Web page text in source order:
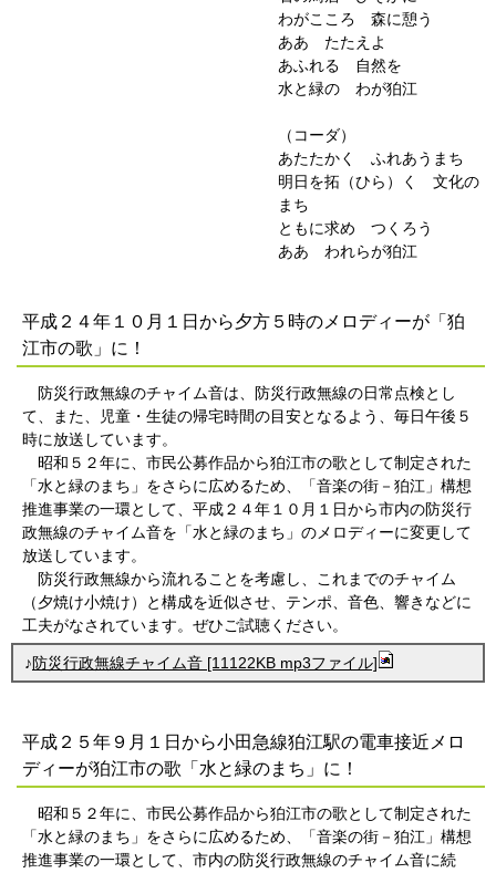
わがこころ 森に憩う
ああ たたえよ
あふれる 自然を
水と緑の わが狛江
（コーダ）
あたたかく ふれあうまち
明日を拓（ひら）く 文化の
まち
ともに求め つくろう
ああ われらが狛江
平成２４年１０月１日から夕方５時のメロディーが「狛
江市の歌」に！
防災行政無線のチャイム音は、防災行政無線の日常点検とし
て、また、児童・生徒の帰宅時間の目安となるよう、毎日午後５
時に放送しています。
昭和５２年に、市民公募作品から狛江市の歌として制定された
「水と緑のまち」をさらに広めるため、「音楽の街－狛江」構想
推進事業の一環として、平成２４年１０月１日から市内の防災行
政無線のチャイム音を「水と緑のまち」のメロディーに変更して
放送しています。
防災行政無線から流れることを考慮し、これまでのチャイム
（夕焼け小焼け）と構成を近似させ、テンポ、音色、響きなどに
工夫がなされています。ぜひご試聴ください。
♪防災行政無線チャイム音 [11122KB mp3ファイル]
平成２５年９月１日から小田急線狛江駅の電車接近メロ
ディーが狛江市の歌「水と緑のまち」に！
昭和５２年に、市民公募作品から狛江市の歌として制定された
「水と緑のまち」をさらに広めるため、「音楽の街－狛江」構想
推進事業の一環として、市内の防災行政無線のチャイム音に続